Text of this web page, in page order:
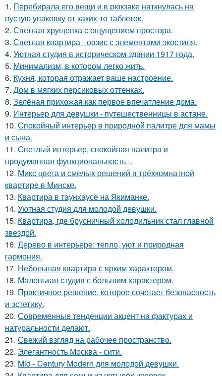
1. Перебирала его вещи и в рюкзаке наткнулась на
пустую упаковку от каких-то таблеток.
2. Светлая хрущёвка с ощущением простора.
3. Светлая квартира - оазис с элементами экостиля.
4. Уютная студия в историческом здании 1917 года.
5. Минимализм, в котором легко жить.
6. Кухня, которая отражает ваше настроение.
7. Дом в мягких персиковых оттенках.
8. Зелёная прихожая как первое впечатление дома.
9. Интерьер для девушки - путешественницы в астане.
10. Спокойный интерьер в природной палитре для мамы
и сына.
11. Светлый интерьер, спокойная палитра и
продуманная функциональность -.
12. Микс цвета и смелых решений в трёхкомнатной
квартире в Минске.
13. Квартира в таунхаусе на Якиманке.
14. Уютная студия для молодой девушки.
15. Квартира, где брусничный холодильник стал главной
звездой.
16. Дерево в интерьере: тепло, уют и природная
гармония.
17. Небольшая квартира с ярким характером.
18. Маленькая студия с большим характером.
19. Практичное решение, которое сочетает безопасность
и эстетику.
20. Современные тенденции акцент на фактурах и
натуральности делают.
21. Свежий взгляд на рабочее пространство.
22. Элегантность Москва - сити.
23. Mid - Century Modern для молодой девушки.